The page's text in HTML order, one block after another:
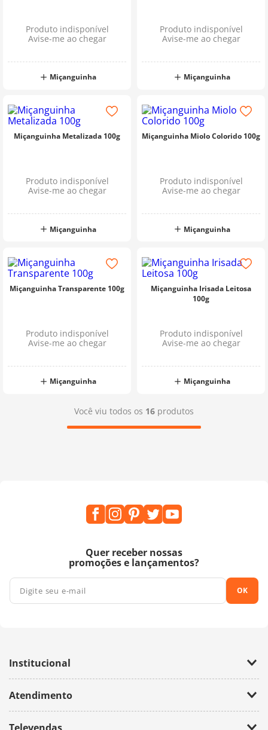
Produto indisponível
Avise-me ao chegar
Miçanguinha
Produto indisponível
Avise-me ao chegar
Miçanguinha
Miçanguinha Metalizada 100g
Produto indisponível
Avise-me ao chegar
Miçanguinha
Miçanguinha Miolo Colorido 100g
Produto indisponível
Avise-me ao chegar
Miçanguinha
Miçanguinha Transparente 100g
Produto indisponível
Avise-me ao chegar
Miçanguinha
Miçanguinha Irisada Leitosa
100g
Produto indisponível
Avise-me ao chegar
Miçanguinha
Você viu todos os 16 produtos
Quer receber nossas
promoções e lançamentos?
OK
Institucional
Trabalhe Conosco
Política de Privacidade
Atendimento